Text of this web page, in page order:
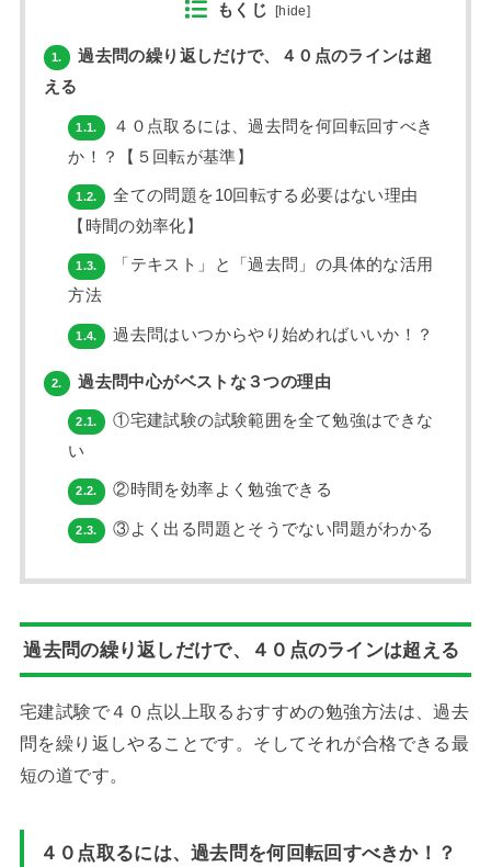
もくじ [hide]
1.
過去問の繰り返しだけで、４０点のラインは超
える
1.1.
４０点取るには、過去問を何回転回すべき
か！？【５回転が基準】
1.2.
全ての問題を10回転する必要はない理由
【時間の効率化】
1.3.
「テキスト」と「過去問」の具体的な活用
方法
1.4. 過去問はいつからやり始めればいいか！？
2. 過去問中心がベストな３つの理由
2.1.
①宅建試験の試験範囲を全て勉強はできな
い
2.2. ②時間を効率よく勉強できる
2.3. ③よく出る問題とそうでない問題がわかる
過去問の繰り返しだけで、４０点のラインは超える
宅建試験で４０点以上取るおすすめの勉強方法は、過去
問を繰り返しやることです。そしてそれが合格できる最
短の道です。
４０点取るには、過去問を何回転回すべきか！？